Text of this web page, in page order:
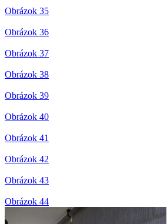
Obrázok 35
Obrázok 36
Obrázok 37
Obrázok 38
Obrázok 39
Obrázok 40
Obrázok 41
Obrázok 42
Obrázok 43
Obrázok 44